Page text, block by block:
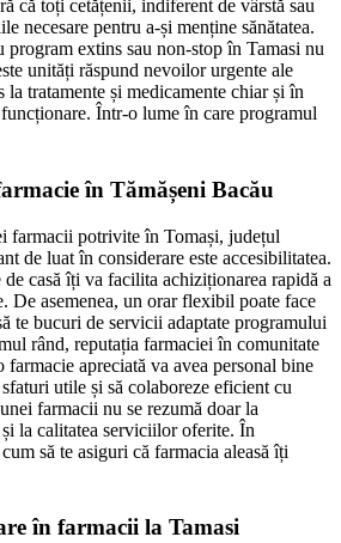
că toți cetățenii, indiferent de vârstă sau
necesare pentru a-și menține sănătatea.
extins sau non-stop în Tamasi nu
unități răspund nevoilor urgente ale
tratamente și medicamente chiar și în
Într-o lume în care programul
în Tămășeni Bacău
farmacii potrivite în Tomași, județul
de luat în considerare este accesibilitatea.
casă îți va facilita achiziționarea rapidă a
De asemenea, un orar flexibil poate face
te bucuri de servicii adaptate programului
rând, reputația farmaciei în comunitate
farmacie apreciată va avea personal bine
utile și să colaboreze eficient cu
farmacii nu se rezumă doar la
la calitatea serviciilor oferite. În
să te asiguri că farmacia aleasă îți
în farmacii la Tamasi